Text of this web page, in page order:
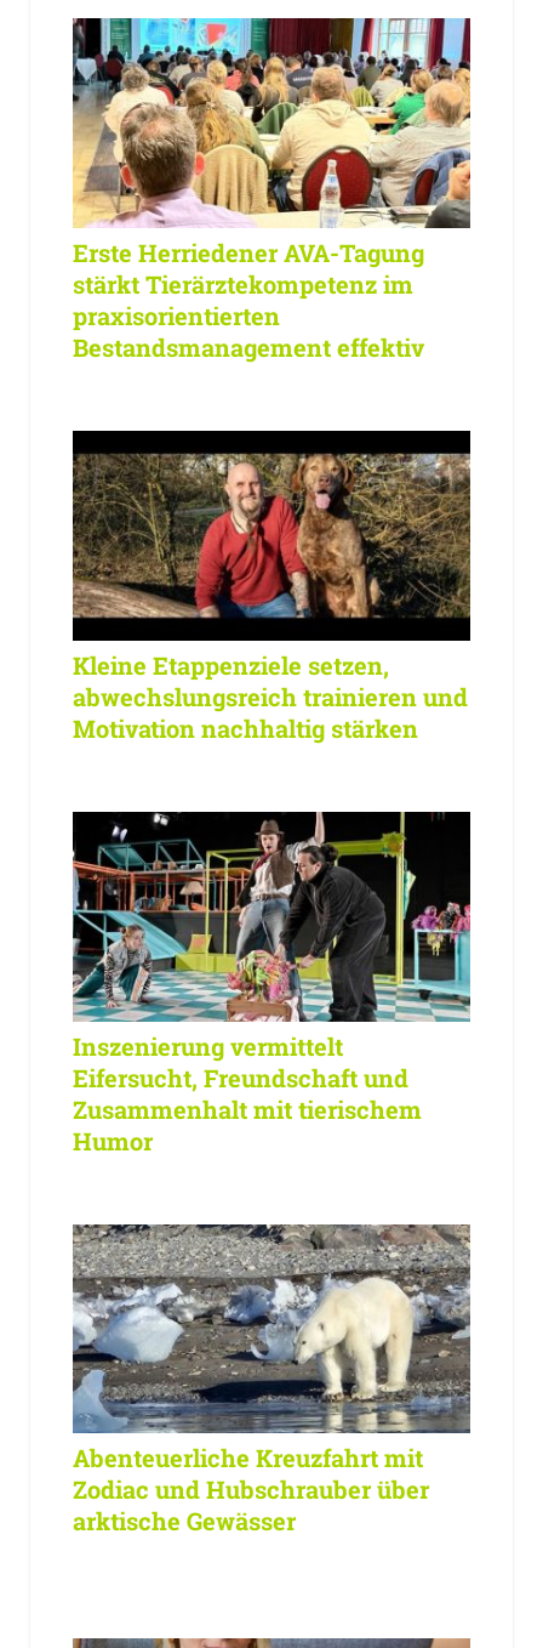
Erste Herriedener AVA-Tagung
stärkt Tierärztekompetenz im
praxisorientierten
Bestandsmanagement effektiv
Kleine Etappenziele setzen,
abwechslungsreich trainieren und
Motivation nachhaltig stärken
Inszenierung vermittelt
Eifersucht, Freundschaft und
Zusammenhalt mit tierischem
Humor
Abenteuerliche Kreuzfahrt mit
Zodiac und Hubschrauber über
arktische Gewässer